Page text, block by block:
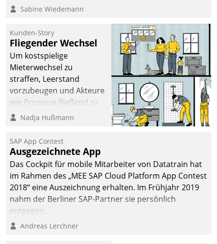
Sabine Wiedemann
Kunden-Story
Fliegender Wechsel
Um kostspielige
Mieterwechsel zu
straffen, Leerstand
vorzubeugen und Akteure
wie Prozesse fließend zu
vernetzen, nutzt die
Jahresbeginn eine
Überblick, Einsicht und
Eingriff bietende Lösung.
Zur Entwicklung setzte
man auf
Cloudtechnologie,
bewährte und Startup-
agile Projektmethoden.
Nadja Hußmann
SAP App Contest
Ausgezeichnete App
Das Cockpit für mobile Mitarbeiter von Datatrain hat
im Rahmen des „MEE SAP Cloud Platform App Contest
2018“ eine Auszeichnung erhalten. Im Frühjahr 2019
nahm der Berliner SAP-Partner sie persönlich
entgegen.
Andreas Lerchner